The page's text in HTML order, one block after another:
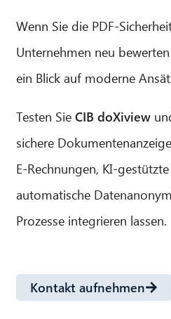
Wenn Sie die PDF-
Unternehmen neu
ein Blick auf moderne
Testen SieCIB doXiview
sichere
E-Rechnungen, KI-
automatische
Prozesse integrieren lassen.
Kontakt aufnehmen